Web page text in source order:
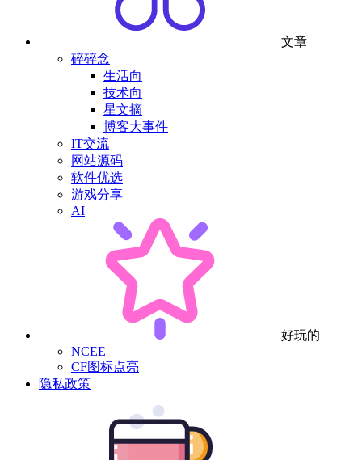
文章
碎碎念
生活向
技术向
星文摘
博客大事件
IT交流
网站源码
软件优选
游戏分享
AI
好玩的
NCEE
CF图标点亮
隐私政策